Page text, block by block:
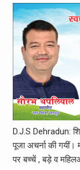
D.J.S Dehradun:
पूजा अचर्ना की गयीं।
पर बच्चें , बड़े व